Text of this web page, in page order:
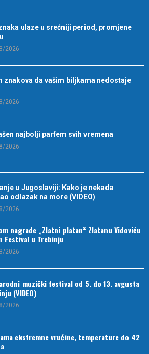
ulaze u srećniji period, promjene
2026
znakova da vašim biljkama nedostaje
2026
najbolji parfem svih vremena
2026
u Jugoslaviji: Kako je nekada
odlazak na more (VIDEO)
2026
nagrade „Zlatni platan“ Zlatanu Vidoviću
Festival u Trebinju
2026
muzički festival od 5. do 13. avgusta
(VIDEO)
2026
ekstremne vrućine, temperature do 42